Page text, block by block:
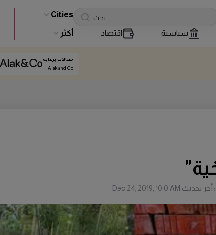
Cities
سياسية اقتصاد أكثر
مقالات برعاية
Alak and Co
أخر تحديث Dec 24, 2019, 10:0 AM